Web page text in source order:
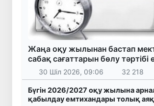
Жаңа оқу жылынан бастап
сабақ сағаттарын бөлу тәртібі
30 Шіл 2026, 09:06 32 218
Бүгін 2026/2027 оқу жылына
қабылдау емтихандары толық